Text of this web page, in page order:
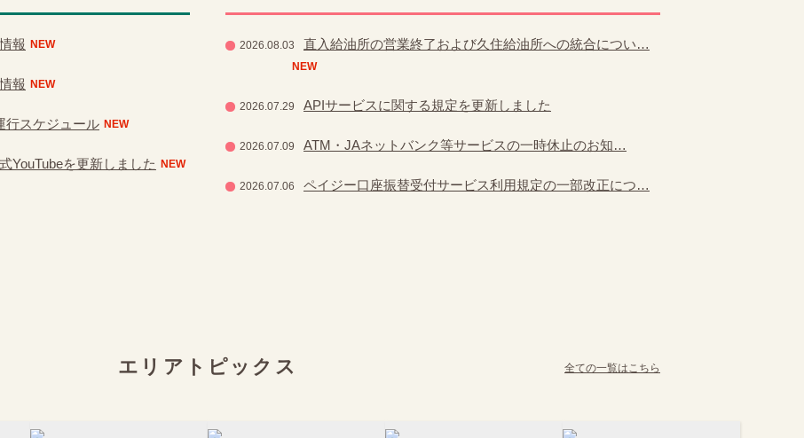
報 NEW
報 NEW
行スケジュール NEW
YouTubeを更新しました NEW
2026.08.03 直入給油所の営業終了および久住給油所への統合につい…
NEW
2026.07.29 APIサービスに関する規定を更新しました
2026.07.09 ATM・JAネットバンク等サービスの一時休止のお知…
2026.07.06 ペイジー口座振替受付サービス利用規定の一部改正につ…
エリアトピックス 全ての一覧はこちら